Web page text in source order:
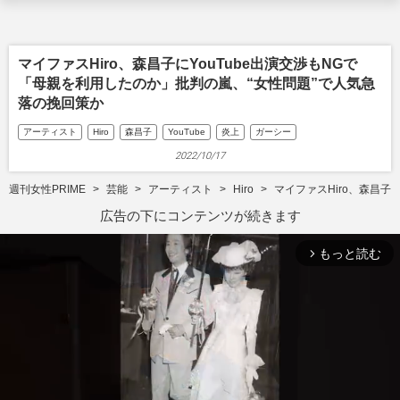
マイファスHiro、森昌子にYouTube出演交渉もNGで
「母親を利用したのか」批判の嵐、“女性問題”で人気急
落の挽回策か
アーティスト Hiro 森昌子 YouTube 炎上 ガーシー
2022/10/17
週刊女性PRIME 芸能 アーティスト Hiro マイファスHiro、森昌子
広告の下にコンテンツが続きます
arrow_forward_ios もっと読む